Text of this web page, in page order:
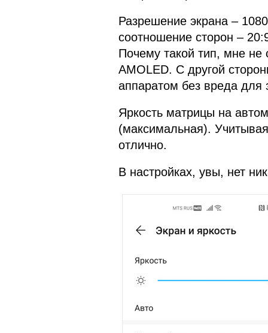
Разрешение экрана –
соотношение сторон –
Почему такой тип, мне не
AMOLED. С другой
аппаратом без вреда для
Яркость матрицы на
(максимальная).
отлично.
В настройках, увы, нет